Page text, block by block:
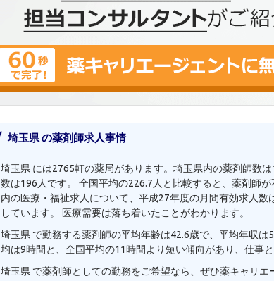
埼玉県 の薬剤師求人事情
埼玉県 には2765軒の薬局があります。埼玉県内の薬剤師数
数は196人です。 全国平均の226.7人と比較すると、薬剤師
内の医療・福祉求人について、平成27年度の月間有効求人
しています。 医療需要は落ち着いたことがわかります。
埼玉県 で勤務する薬剤師の平均年齢は42.6歳で、平均年収
均は9時間と、全国平均の11時間より短い傾向があり、仕事
埼玉県 で薬剤師としての勤務をご希望なら、ぜひ薬キャリ